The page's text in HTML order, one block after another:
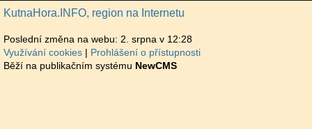
KutnaHora.INFO, region na Internetu
Poslední změna na webu: 2. srpna v 12:28
Využívání cookies
Prohlášení o přístupnosti
Běží na publikačním systému NewCMS